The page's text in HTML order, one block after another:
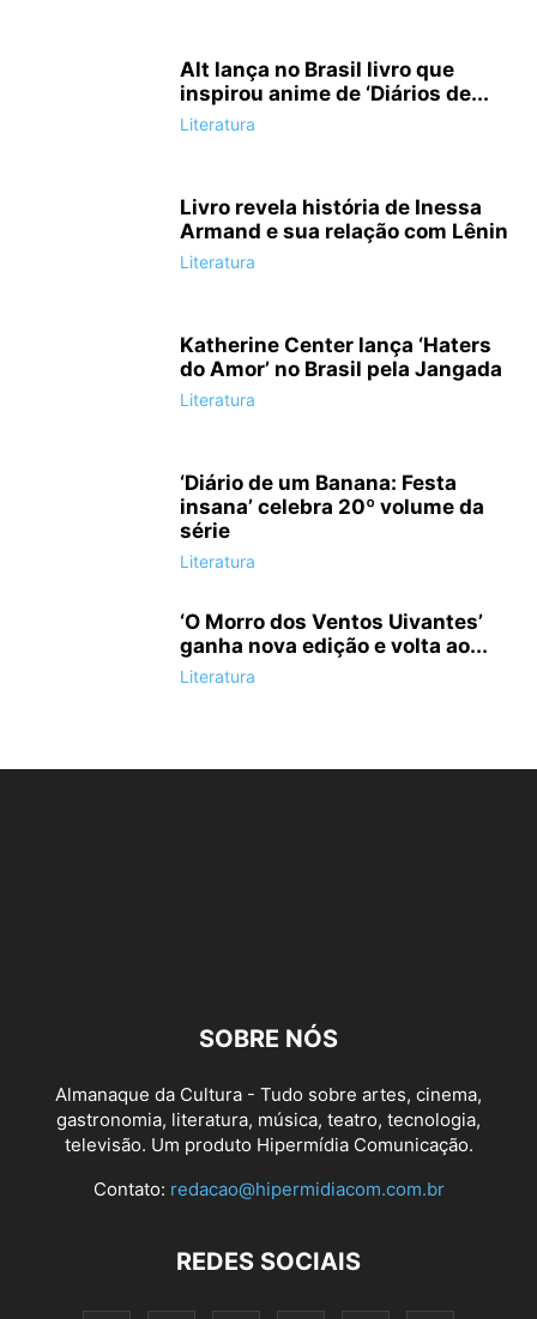
Alt lança no Brasil livro que
inspirou anime de ‘Diários de...
Literatura
Livro revela história de Inessa
Armand e sua relação com Lênin
Literatura
Katherine Center lança ‘Haters
do Amor’ no Brasil pela Jangada
Literatura
‘Diário de um Banana: Festa
insana’ celebra 20º volume da
série
Literatura
‘O Morro dos Ventos Uivantes’
ganha nova edição e volta ao...
Literatura
SOBRE NÓS
Almanaque da Cultura - Tudo sobre artes, cinema,
gastronomia, literatura, música, teatro, tecnologia,
televisão. Um produto Hipermídia Comunicação.
Contato: redacao@hipermidiacom.com.br
REDES SOCIAIS